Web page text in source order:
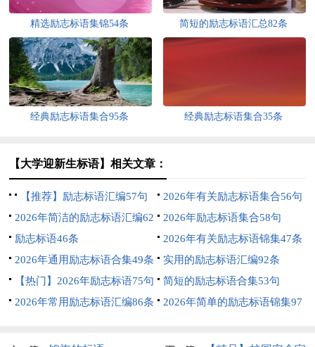
精选励志标语集锦54条 简短的励志标语汇总82条
经典励志标语集合95条 经典励志标语集合35条
【大学迎新生标语】相关文章：
【推荐】励志标语汇编57句
2026年有关励志标语集合56句
2026年简洁的励志标语汇编62
条
2026年励志标语集合58句
励志标语46条
2026年有关励志标语锦集47条
2026年通用励志标语合集49条
实用的励志标语汇编92条
【热门】2026年励志标语75句
简短的励志标语合集53句
2026年常用励志标语汇编86条
2026年简单的励志标语锦集97